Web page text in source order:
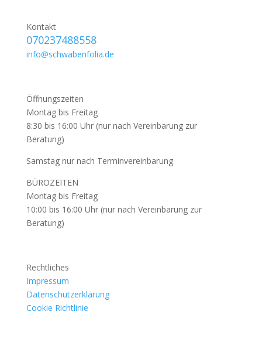
Kontakt
070237488558
info@schwabenfolia.de
Öffnungszeiten
Montag bis Freitag
8:30 bis 16:00 Uhr (nur nach Vereinbarung zur
Beratung)
Samstag nur nach Terminvereinbarung
BÜROZEITEN
Montag bis Freitag
10:00 bis 16:00 Uhr (nur nach Vereinbarung zur
Beratung)
Rechtliches
Impressum
Datenschutzerklärung
Cookie Richtlinie